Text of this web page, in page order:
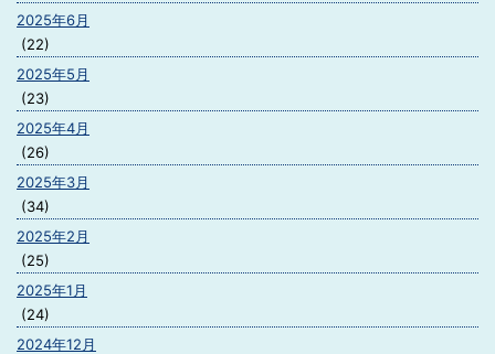
2025年6月
(22)
2025年5月
(23)
2025年4月
(26)
2025年3月
(34)
2025年2月
(25)
2025年1月
(24)
2024年12月